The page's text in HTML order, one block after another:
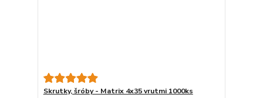
Skrutky, šróby - Matrix 4x35 vrutmi 1000ks